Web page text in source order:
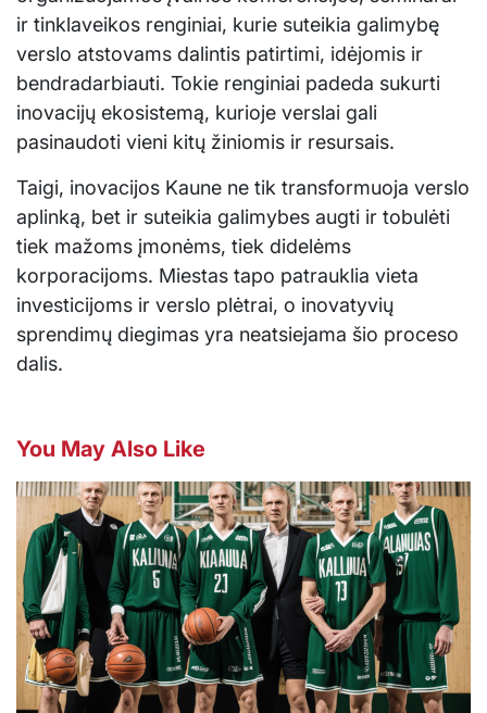
ir tinklaveikos renginiai, kurie suteikia galimybę
verslo atstovams dalintis patirtimi, idėjomis ir
bendradarbiauti. Tokie renginiai padeda sukurti
inovacijų ekosistemą, kurioje verslai gali
pasinaudoti vieni kitų žiniomis ir resursais.
Taigi, inovacijos Kaune ne tik transformuoja verslo
aplinką, bet ir suteikia galimybes augti ir tobulėti
tiek mažoms įmonėms, tiek didelėms
korporacijoms. Miestas tapo patrauklia vieta
investicijoms ir verslo plėtrai, o inovatyvių
sprendimų diegimas yra neatsiejama šio proceso
dalis.
You May Also Like